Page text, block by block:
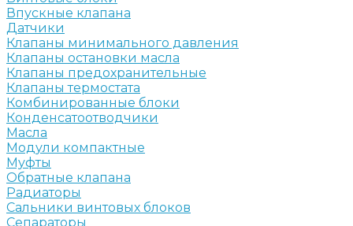
Впускные клапана
Датчики
Клапаны минимального давления
Клапаны остановки масла
Клапаны предохранительные
Клапаны термостата
Комбинированные блоки
Конденсатоотводчики
Масла
Модули компактные
Муфты
Обратные клапана
Радиаторы
Сальники винтовых блоков
Сепараторы